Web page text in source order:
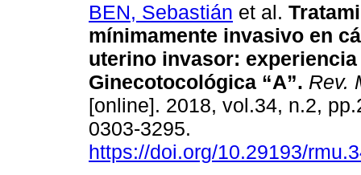
BEN, Sebastián et al.
mínimamente invasivo en
uterino invasor:
Ginecotocológica “A”. Rev.
[online]. 2018, vol.34, n.2,
0303-3295.
https://doi.org/10.29193/